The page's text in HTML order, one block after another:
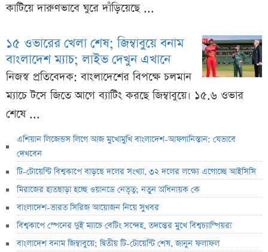
কাটিয়ে দারুণভাবে ঘুরে দাঁড়িয়েছে ...
১৫ ওভারের খেলা শেষ; জিম্বাবুয়ে বনাম
বাংলাদেশ ম্যাচ; লাইভ দেখুন এখানে
নিজস্ব প্রতিবেদক: বাংলাদেশের বিপক্ষে চলমান
ম্যাচে টসে জিতে আগে ব্যাটিং করছে জিম্বাবুয়ে। ১৫.৬ ওভার
শেষে ...
এশিয়ান লিজেন্ডস লিগে আজ মুখোমুখি বাংলাদেশ-আফগানিস্তান: যেভাবে
দেখবেন
টি-টোয়েন্টি বিশ্বকাপে বাড়ছে দলের সংখ্যা, ৩২ দলের লক্ষ্যে এগোচ্ছে আইসিসি
মিরাজের হাতছাড়া হচ্ছে ওয়ানডে নেতৃত্ব; নতুন অধিনায়ক কে
বাংলাদেশ-ভারত সিরিজ আয়োজন নিয়ে সুখবর
বিশ্বকাপে স্পেনের দুই ম্যাচে বেটিং সন্দেহ, তদন্তের মুখে বিশ্বচ্যাম্পিয়রা
বাংলাদেশ বনাম জিম্বাবুয়ে; দ্বিতীয় টি-টোয়েন্টি শেষ, জানুন ফলাফল